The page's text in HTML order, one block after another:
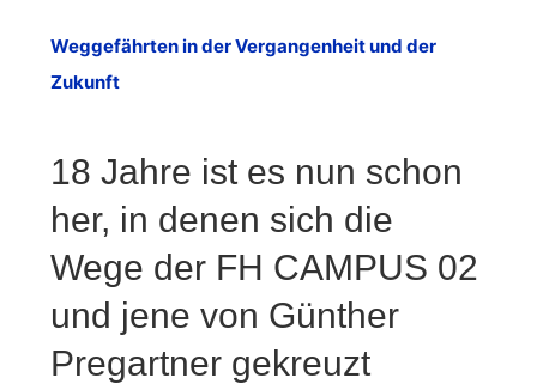
Weggefährten in der Vergangenheit und der
Zukunft
18 Jahre ist es nun schon
her, in denen sich die
Wege der FH CAMPUS 02
und jene von Günther
Pregartner gekreuzt